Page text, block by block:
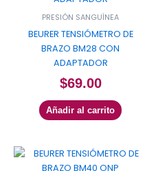
PRESIÓN SANGUÍNEA
BEURER TENSIÓMETRO DE
BRAZO BM28 CON
ADAPTADOR
$69.00
Añadir al carrito